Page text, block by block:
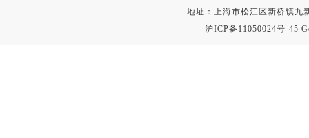
地址：上海市松江区新桥镇九
沪ICP备11050024号-45